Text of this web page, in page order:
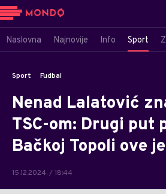
Naslovna Najnovije Info Sport
Sport Fudbal
Nenad Lalatović
TSC-om: Drugi put
Bačkoj Topoli ove
15.12.2024. / 18:44